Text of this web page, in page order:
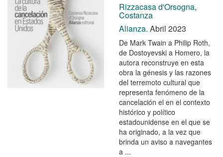
Rizzacasa d'Orsogna,
Costanza
Alianza. Abril 2023
De Mark Twain a Philip Roth,
de Dostoyevski a Homero, la
autora reconstruye en esta
obra la génesis y las razones
del terremoto cultural que
representa fenómeno de la
cancelación el en el contexto
histórico y político
estadounidense en el que se
ha originado, a la vez que
brinda un aviso a navegantes
a ...